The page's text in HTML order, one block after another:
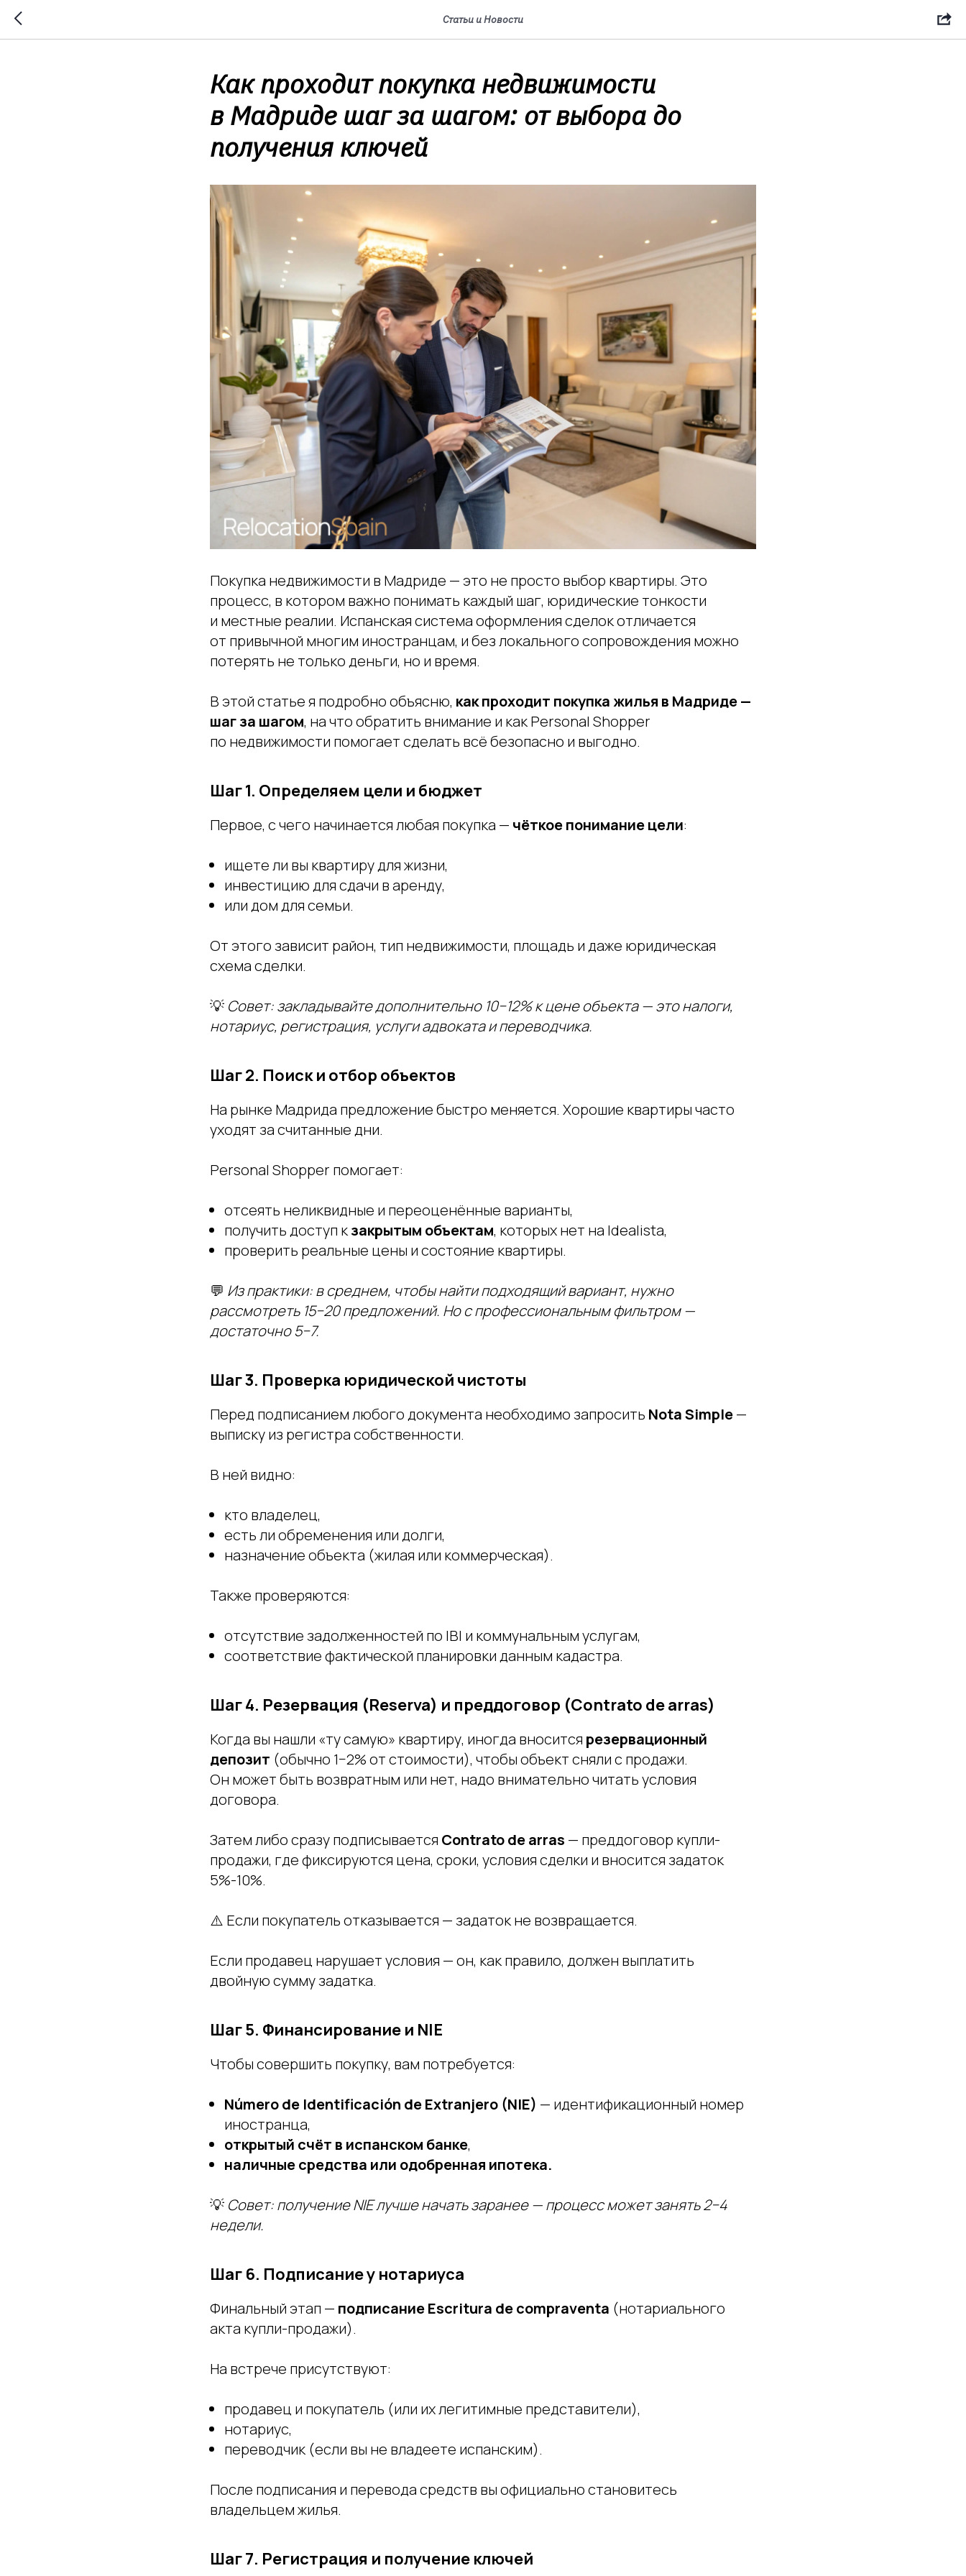
Статьи и Новости
Как проходит покупка недвижимости
в Мадриде шаг за шагом: от выбора до
получения ключей
Покупка недвижимости в Мадриде — это не просто выбор квартиры. Это
процесс, в котором важно понимать каждый шаг, юридические тонкости
и местные реалии. Испанская система оформления сделок отличается
от привычной многим иностранцам, и без локального сопровождения можно
потерять не только деньги, но и время.
В этой статье я подробно объясню, как проходит покупка жилья в Мадриде —
шаг за шагом, на что обратить внимание и как Personal Shopper
по недвижимости помогает сделать всё безопасно и выгодно.
Шаг 1. Определяем цели и бюджет
Первое, с чего начинается любая покупка — чёткое понимание цели:
ищете ли вы квартиру для жизни,
инвестицию для сдачи в аренду,
или дом для семьи.
От этого зависит район, тип недвижимости, площадь и даже юридическая
схема сделки.
💡 Совет:закладывайте дополнительно 10−12% к цене объекта — это налоги,
нотариус, регистрация, услуги адвоката и переводчика.
Шаг 2. Поиск и отбор объектов
На рынке Мадрида предложение быстро меняется. Хорошие квартиры часто
уходят за считанные дни.
Personal Shopper помогает:
отсеять неликвидные и переоценённые варианты,
получить доступ кзакрытым объектам, которых нет на Idealista,
проверить реальные цены и состояние квартиры.
💬 Из практики:в среднем, чтобы найти подходящий вариант, нужно
рассмотреть 15−20 предложений. Но с профессиональным фильтром —
достаточно 5−7.
Шаг 3. Проверка юридической чистоты
Перед подписанием любого документа необходимо запросить Nota Simple—
выписку из регистра собственности.
В ней видно:
кто владелец,
есть ли обременения или долги,
назначение объекта (жилая или коммерческая).
Также проверяются:
отсутствие задолженностей по IBI и коммунальным услугам,
соответствие фактической планировки данным кадастра.
Шаг 4. Резервация (Reserva) и преддоговор (Contrato de arras)
Когда вы нашли «ту самую» квартиру, иногда вносится резервационный
депозит (обычно 1−2% от стоимости), чтобы объект сняли с продажи.
Он может быть возвратным или нет, надо внимательно читать условия
договора.
Затем либо сразу подписывается Contrato de arras — преддоговор купли-
продажи, где фиксируются цена, сроки, условия сделки и вносится задаток
5%-10%.
⚠️ Если покупатель отказывается — задаток не возвращается.
Если продавец нарушает условия — он, как правило, должен выплатить
двойную сумму задатка.
Шаг 5. Финансирование и NIE
Чтобы совершить покупку, вам потребуется:
Número de Identificación de Extranjero (NIE) — идентификационный номер
иностранца,
открытый счёт в испанском банке,
наличные средства или одобренная ипотека.
💡 Совет:получение NIE лучше начать заранее — процесс может занять 2−4
недели.
Шаг 6. Подписание у нотариуса
Финальный этап — подписание Escritura de compraventa (нотариального
акта купли-продажи).
На встрече присутствуют:
продавец и покупатель (или их легитимные представители),
нотариус,
переводчик (если вы не владеете испанским).
После подписания и перевода средств вы официально становитесь
владельцем жилья.
Шаг 7. Регистрация и получение ключей